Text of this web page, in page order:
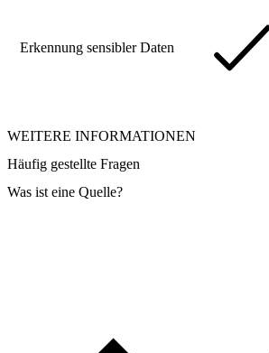
Erkennung sensibler Daten
WEITERE INFORMATIONEN
Häufig gestellte Fragen
Was ist eine Quelle?